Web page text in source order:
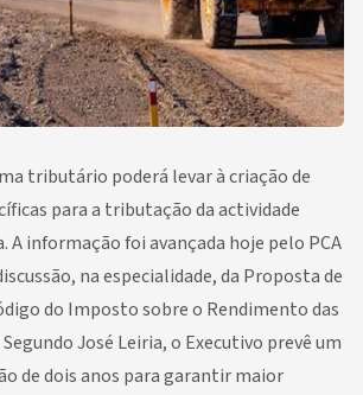
tributário poderá levar à criação de
para a tributação da actividade
A informação foi avançada hoje pelo PCA
na especialidade, da Proposta de
do Imposto sobre o Rendimento das
José Leiria, o Executivo prevê um
de dois anos para garantir maior